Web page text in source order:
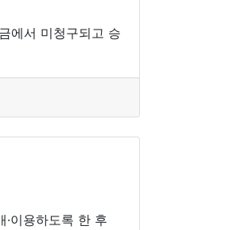
에서 미청구되고 승
이용하도록 한 후